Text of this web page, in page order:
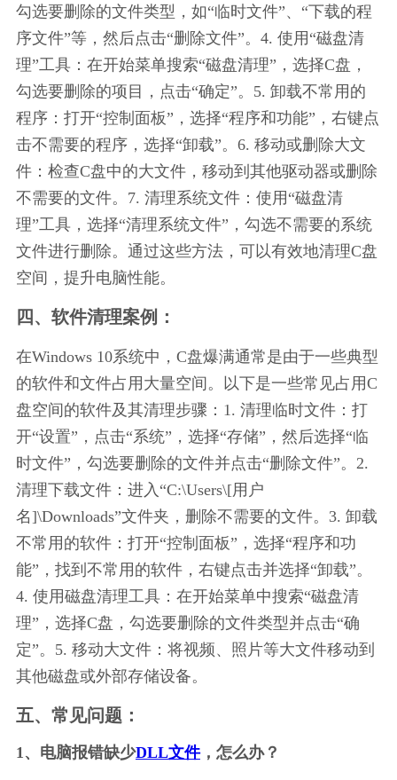
勾选要删除的文件类型，如“临时文件”、“下载的程
序文件”等，然后点击“删除文件”。4. 使用“磁盘清
理”工具：在开始菜单搜索“磁盘清理”，选择C盘，
勾选要删除的项目，点击“确定”。5. 卸载不常用的
程序：打开“控制面板”，选择“程序和功能”，右键点
击不需要的程序，选择“卸载”。6. 移动或删除大文
件：检查C盘中的大文件，移动到其他驱动器或删除
不需要的文件。7. 清理系统文件：使用“磁盘清
理”工具，选择“清理系统文件”，勾选不需要的系统
文件进行删除。通过这些方法，可以有效地清理C盘
空间，提升电脑性能。
四、软件清理案例：
在Windows 10系统中，C盘爆满通常是由于一些典型
的软件和文件占用大量空间。以下是一些常见占用C
盘空间的软件及其清理步骤：1. 清理临时文件：打
开“设置”，点击“系统”，选择“存储”，然后选择“临
时文件”，勾选要删除的文件并点击“删除文件”。2.
清理下载文件：进入“C:\Users\[用户
名]\Downloads”文件夹，删除不需要的文件。3. 卸载
不常用的软件：打开“控制面板”，选择“程序和功
能”，找到不常用的软件，右键点击并选择“卸载”。
4. 使用磁盘清理工具：在开始菜单中搜索“磁盘清
理”，选择C盘，勾选要删除的文件类型并点击“确
定”。5. 移动大文件：将视频、照片等大文件移动到
其他磁盘或外部存储设备。
五、常见问题：
1、电脑报错缺少DLL文件，怎么办？